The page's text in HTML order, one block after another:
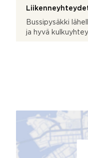
Bussipysäkki
ja hyvä